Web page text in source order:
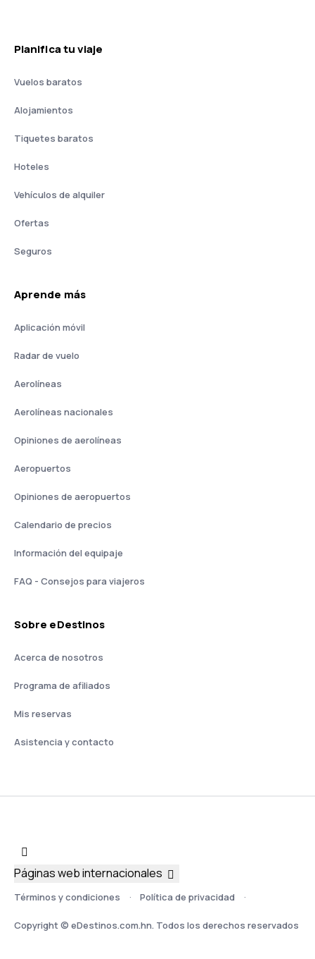
Planifica tu viaje
Vuelos baratos
Alojamientos
Tiquetes baratos
Hoteles
Vehículos de alquiler
Ofertas
Seguros
Aprende más
Aplicación móvil
Radar de vuelo
Aerolíneas
Aerolíneas nacionales
Opiniones de aerolíneas
Aeropuertos
Opiniones de aeropuertos
Calendario de precios
Información del equipaje
FAQ - Consejos para viajeros
Sobre eDestinos
Acerca de nosotros
Programa de afiliados
Mis reservas
Asistencia y contacto
Términos y condiciones Política de privacidad
Copyright © eDestinos.com.hn. Todos los derechos reservados
Páginas web internacionales